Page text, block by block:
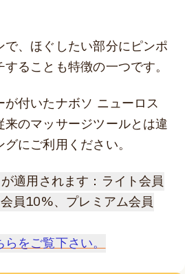
、ほぐしたい部分にピンポ
ることも特徴の一つです。
付いたナボソ ニューロス
のマッサージツールとは違
にご利用ください。
適用されます：ライト会員
員10%、プレミアム会員
らをご覧下さい。